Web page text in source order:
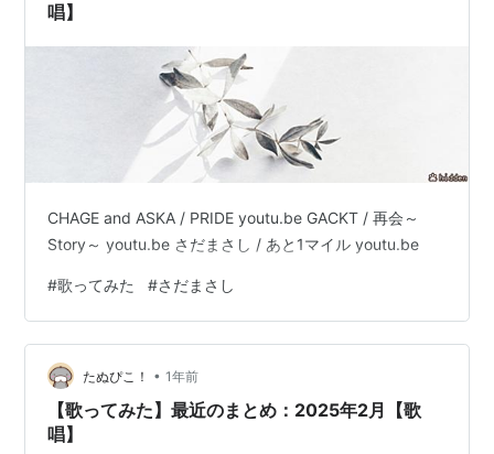
唱】
CHAGE and ASKA / PRIDE youtu.be GACKT / 再会～
Story～ youtu.be さだまさし / あと1マイル youtu.be
#歌ってみた #さだまさし
たぬぴこ！ • 1年前
【歌ってみた】最近のまとめ：2025年2月【歌
唱】